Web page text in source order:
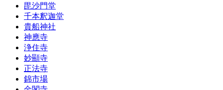
毘沙門堂
千本釈迦堂
貴船神社
神應寺
浄住寺
妙顯寺
正法寺
錦市場